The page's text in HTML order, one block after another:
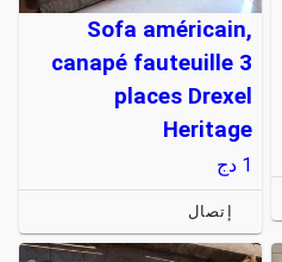
Sofa américain,
canapé fauteuille 3
places Drexel
Heritage
1 دج
إتصال